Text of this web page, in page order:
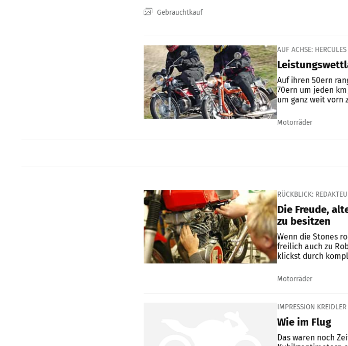
Gebrauchtkauf
AUF ACHSE:
Auf ihren 50ern
70ern um jeden
um ganz weit vorn
Motorräder
RÜCKBLICK:
Die Freude,
zu besitzen
Wenn die Stones
freilich auch zu
klickst durch
Motorräder
IMPRESSION
Wie im Flug
Das waren noch